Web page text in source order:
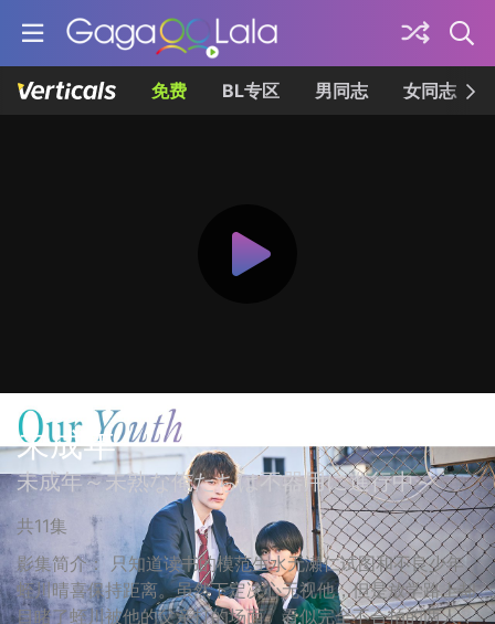
免费 BL专区 男同志 女同志
未成年
未成年～未熟な俺たちは不器用に進行中～
共11集
影集简介： 只知道读书的模范生水无瀬仁试图和不良少年
蛭川晴喜保持距离。虽然下定决心无视他，但是放学路上却
目睹了蛭川被他的父亲打的场面。看似完全不合拍的两人，